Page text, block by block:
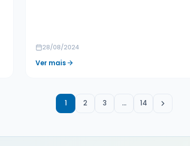
28/08/2024
Ver mais
1 2 3 … 14